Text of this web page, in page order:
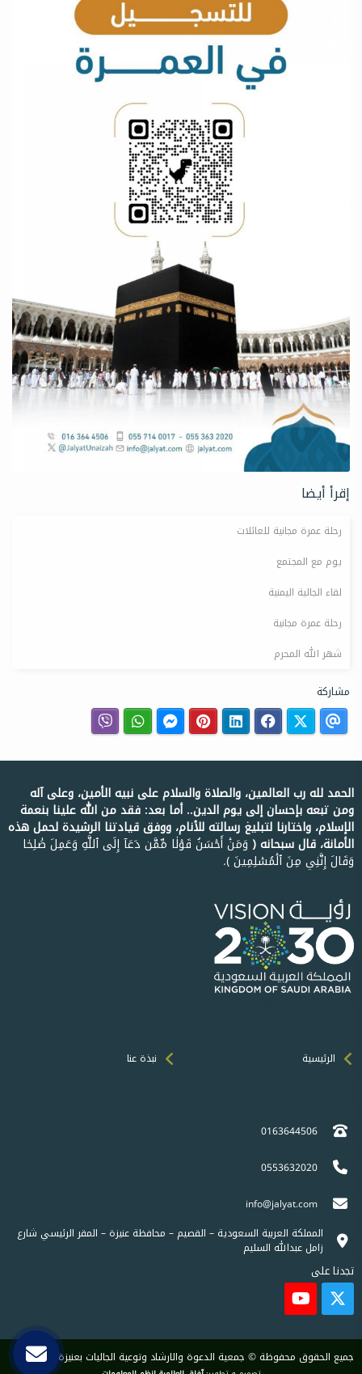
إقرأ أيضا
رحلة عمرة مجانية للعائلات
يوم مع المجتمع
لقاء الجالية اليمنية
رحلة عمرة مجانية
شهر الله المحرم
مشاركة
الحمد لله رب العالمين، والصلاة والسلام على نبيه الأمين، وعلى آله
ومن تبعه بإحسان إلى يوم الدين.. أما بعد: فقد من الله علينا بنعمة
الإسلام، واختارنا لتبليغ رسالته للأنام، ووفق قيادتنا الرشيدة لحمل هذه
الأمانة، قال سبحانه ﴿ وَمَنۡ أَحۡسَنُ قَوۡلٗا مِّمَّن دَعَآ إِلَى ٱللَّهِ وَعَمِلَ صَٰلِحٗا
وَقَالَ إِنَّنِي مِنَ ٱلۡمُسۡلِمِينَ ﴾.
الرئيسية نبذة عنا
0163644506
0553632020
info@jalyat.com
المملكة العربية السعودية – القصيم – محافظة عنيزة – المقر الرئيسي شارع
زامل عبدالله السليم
تجدنا على
جميع الحقوق محفوظة © جمعية الدعوة والارشاد وتوعية الجاليات بعنيزة 2026